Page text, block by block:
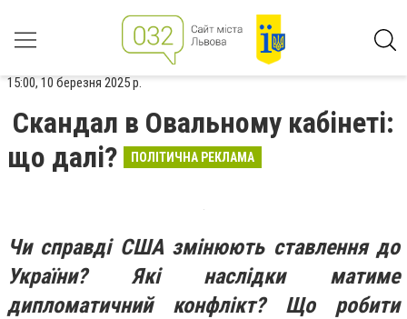
15:00, 10 березня 2025 р.
Скандал в Овальному кабінеті:
що далі?
ПОЛІТИЧНА РЕКЛАМА
Чи справді США змінюють ставлення до
України? Які наслідки матиме
дипломатичний конфлікт? Що робити